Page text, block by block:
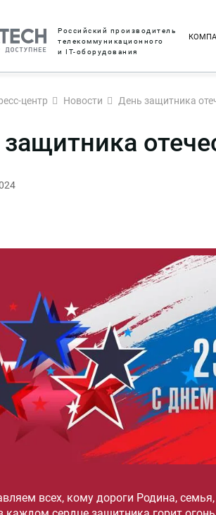
Российский производитель
телекоммуникационного
и IT-оборудования
центр Новости День защитника
всех, кому дороги Родина,